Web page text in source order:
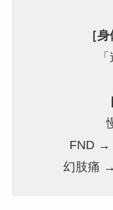
［
FND →
幻肢痛